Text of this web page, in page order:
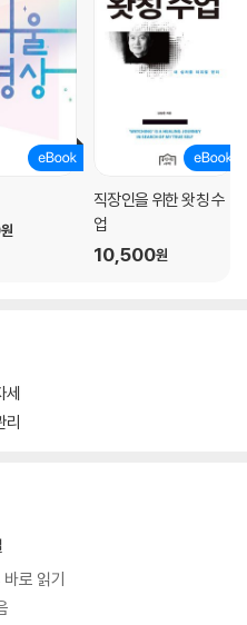
를 하루 앞둔 날에 학생들로 하여금
3인칭의 시점으로 상상해보도록
놀랍게도 1인칭의 상상은 72퍼센트,
였다. 학생들의 평균 투표율이 2
어진 작은 씨앗 하나가 엄청난 변
는 군인들에게 40킬로미터의 행
는 60킬로미터 행군이라고 알려
실제 행군거리와는 상관없이 앞
을 치르기 직전 흑인학생들에게
쪼개면 행복해진다
보면 왜 성적이 오를까? / 기발한
을 닫으면 두뇌도 닫혀버린다 / 두
각의 위험성 / 착각의 감옥에서 풀
에만 집착하는 요물 아미그달라
비춰주면 저절로 꺼진다 / 반박
득 원리
/ 내 요청을 꼼짝없이 받아들이
갈린다
정을 바라보면 부정은 보이지 않는
원
직장인을 위한 왓칭 수
업
10,500원
세
리
로 읽기